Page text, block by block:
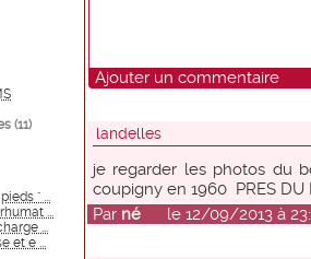
(11)
" ...
...
...
et e ...
Ajouter un commentaire
landelles
je regarder les photos du
coupigny en 1960 PRES DU
Par néle 12/09/2013 à